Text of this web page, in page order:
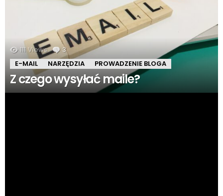
111 Views 3 komentarze
E-MAIL
NARZĘDZIA PROWADZENIE BLOGA
Z czego wysyłać maile?